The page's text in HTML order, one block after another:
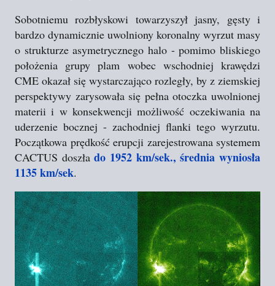
Sobotniemu rozbłyskowi towarzyszył jasny, gęsty i
bardzo dynamicznie uwolniony koronalny wyrzut masy
o strukturze asymetrycznego halo - pomimo bliskiego
położenia grupy plam wobec wschodniej krawędzi
CME okazał się wystarczająco rozległy, by z ziemskiej
perspektywy zarysowała się pełna otoczka uwolnionej
materii i w konsekwencji możliwość oczekiwania na
uderzenie bocznej - zachodniej flanki tego wyrzutu.
Początkowa prędkość erupcji zarejestrowana systemem
CACTUS doszłado 1952 km/sek., średnia wyniosła
1135 km/sek.